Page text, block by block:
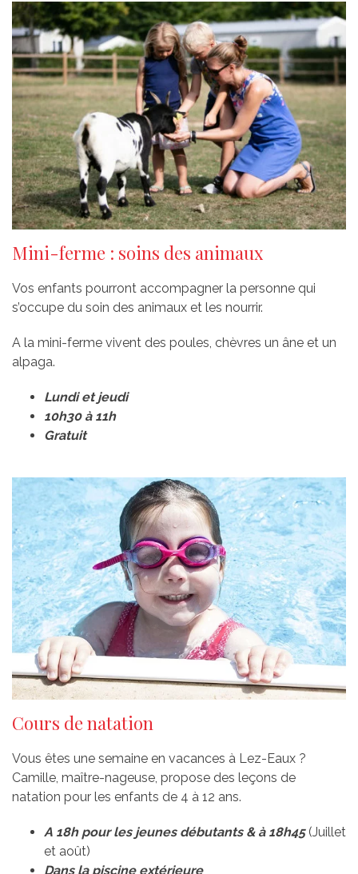
Mini-ferme : soins des animaux
Vos enfants pourront accompagner la personne qui
s’occupe du soin des animaux et les nourrir.
A la mini-ferme vivent des poules, chèvres un âne et un
alpaga.
Lundi et jeudi
10h30 à 11h
Gratuit
Cours de natation
Vous êtes une semaine en vacances à Lez-Eaux ?
Camille, maître-nageuse, propose des leçons de
natation pour les enfants de 4 à 12 ans.
A 18h pour les jeunes débutants & à 18h45(Juillet
et août)
Dans la piscine extérieure